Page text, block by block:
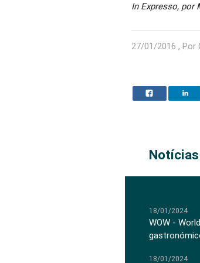
In Expresso, por
27/01/2016 , Por
Notícias
18/01/2024
WOW -
18/01/2024